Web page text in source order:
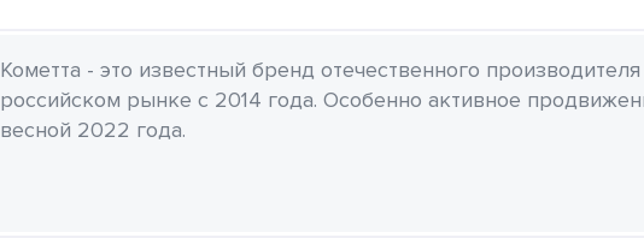
Кометта - это известный бренд отечественного
российском рынке с 2014 года. Особенно активное
весной 2022 года.